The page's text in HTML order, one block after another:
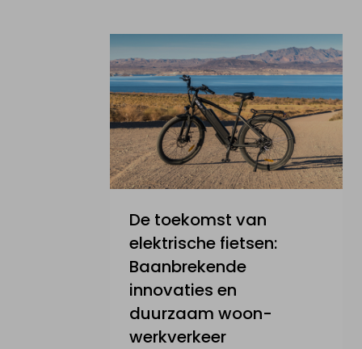
De toekomst van
elektrische fietsen:
Baanbrekende
innovaties en
duurzaam woon-
werkverkeer